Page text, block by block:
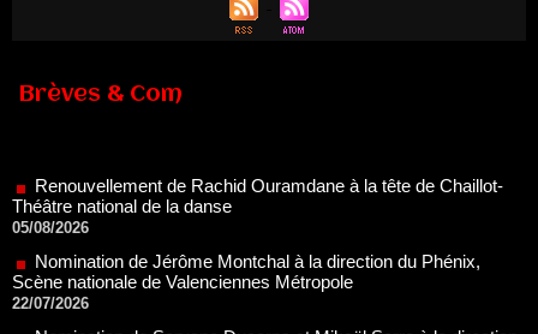
Brèves & Com
Nomination de Jérôme Montchal à la direction du Phénix,
Scène nationale de Valenciennes Métropole
Nomination de Servane Ducorps et Mikaël Serre à la direction
de la Comédie de Colmar - Centre Dramatique National Grand